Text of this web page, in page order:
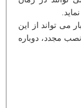
می تواند از این
مجدد، دوباره